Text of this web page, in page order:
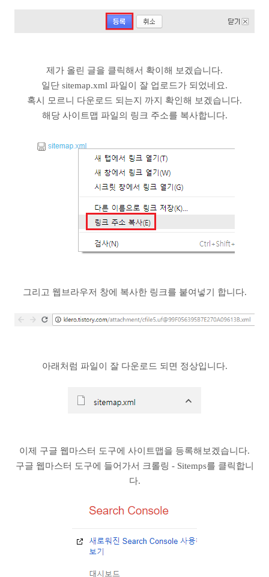
제가 올린 글을 클릭해서 확이해 보겠습니다.
일단 sitemap.xml 파일이 잘 업로드가 되었네요.
혹시 모르니 다운로드 되는지 까지 확인해 보겠습니다.
해당 사이트맵 파일의 링크 주소를 복사합니다.
그리고 웹브라우저 창에 복사한 링크를 붙여넣기 합니다.
아래처럼 파일이 잘 다운로드 되면 정상입니다.
이제 구글 웹마스터 도구에 사이트맵을 등록해보겠습니다.
구글 웹마스터 도구에 들어가서 크롤링 - Sitemps를 클릭합니
다.